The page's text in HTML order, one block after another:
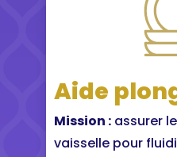
Aide
Mission : assurer
vaisselle pour